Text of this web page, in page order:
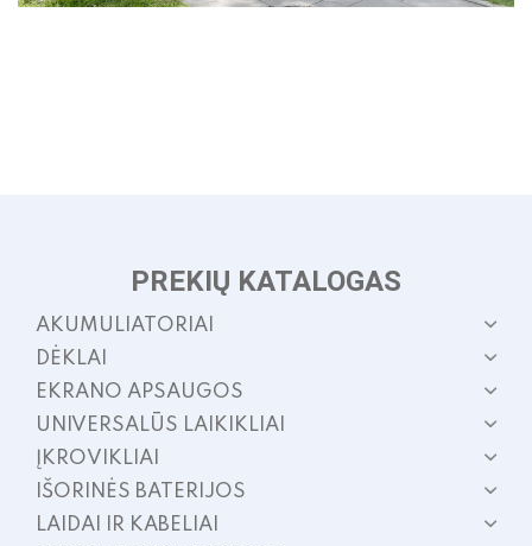
PREKIŲ KATALOGAS
AKUMULIATORIAI
DĖKLAI
EKRANO APSAUGOS
UNIVERSALŪS LAIKIKLIAI
ĮKROVIKLIAI
IŠORINĖS BATERIJOS
LAIDAI IR KABELIAI